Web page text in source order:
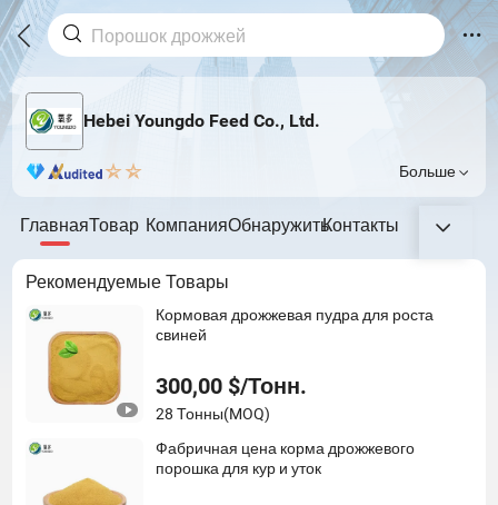
Hebei Youngdo Feed Co., Ltd.
Больше
ГлавнаяТовар КомпанияОбнаружитьКонтакты
Рекомендуемые Товары
Кормовая дрожжевая пудра для роста
свиней
300,00 $/Тонн.
28 Тонны(MOQ)
Фабричная цена корма дрожжевого
порошка для кур и уток